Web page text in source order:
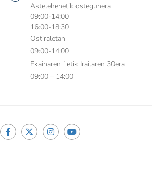
Astelehenetik ostegunera
09:00-14:00
16:00-18:30
Ostiraletan
09:00-14:00
Ekainaren 1etik Irailaren 30era
09:00 – 14:00